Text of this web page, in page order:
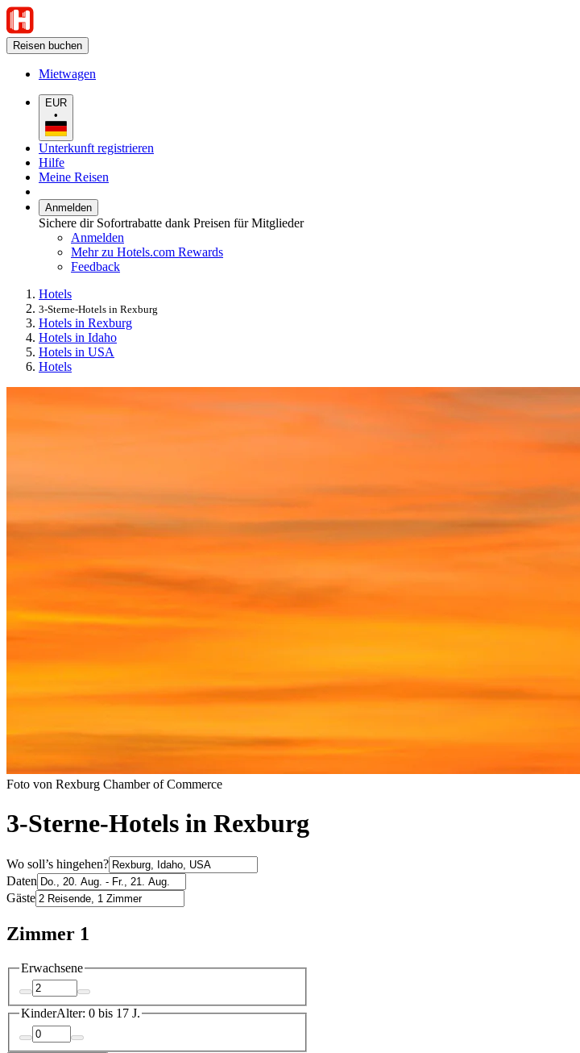
Reisen buchen
Mietwagen
EUR
•
Unterkunft registrieren
Hilfe
Meine Reisen
Anmelden
Sichere dir Sofortrabatte dank Preisen für Mitglieder
Anmelden
Mehr zu Hotels.com Rewards
Feedback
Hotels
3-Sterne-Hotels in Rexburg
Hotels in Rexburg
Hotels in Idaho
Hotels in USA
Hotels
Foto von Rexburg Chamber of Commerce
3-Sterne-Hotels in Rexburg
Wo soll’s hingehen?
Daten
Gäste
Zimmer 1
Erwachsene
KinderAlter: 0 bis 17 J.